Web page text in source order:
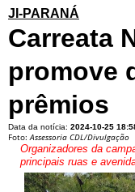
JI-PARANÁ
Carreata
promove
prêmios
Data da notícia: 2024-10-25
Foto:Assessoria CDL/Divulgação
Organizadores da
principais ruas e